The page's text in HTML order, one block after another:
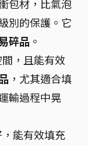
包材，比氣泡
別的保護。它
碎品 。
，且能有效
，尤其適合填
輸過程中晃
，能有效填充